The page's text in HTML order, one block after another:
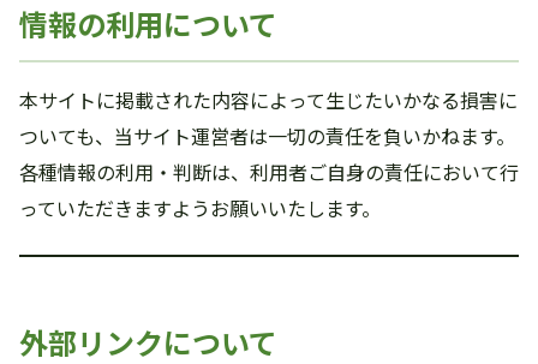
情報の利用について
本サイトに掲載された内容によって生じたいかなる損害に
ついても、当サイト運営者は一切の責任を負いかねます。
各種情報の利用・判断は、利用者ご自身の責任において行
っていただきますようお願いいたします。
外部リンクについて